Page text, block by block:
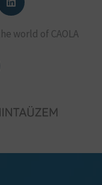
world of CAOLA